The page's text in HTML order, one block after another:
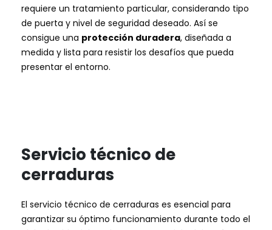
requiere un tratamiento particular, considerando tipo
de puerta y nivel de seguridad deseado. Así se
consigue una protección duradera, diseñada a
medida y lista para resistir los desafíos que pueda
presentar el entorno.
Servicio técnico de
cerraduras
El servicio técnico de cerraduras es esencial para
garantizar su óptimo funcionamiento durante todo el